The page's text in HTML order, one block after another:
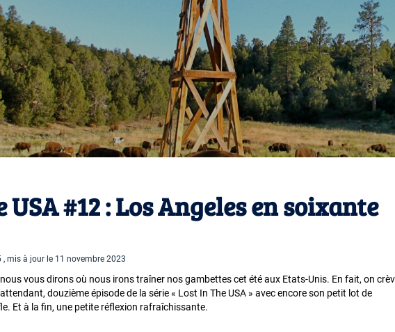
USA #12 : Los Angeles en soixante
mis à jour le 11 novembre 2023
vous dirons où nous irons traîner nos gambettes cet été aux Etats-Unis. En fait, on
douzième épisode de la série « Lost In The USA » avec encore son petit lot de
Et à la fin, une petite réflexion rafraîchissante.